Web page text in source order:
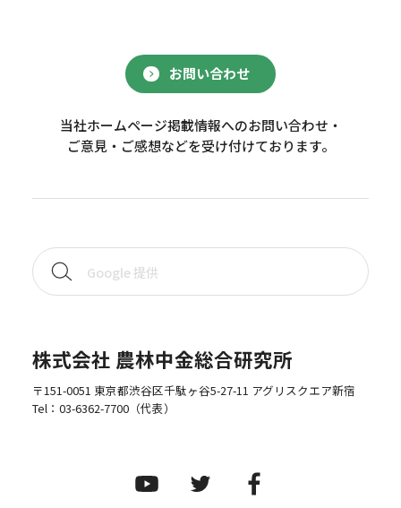
お問い合わせ
当社ホームページ掲載情報へのお問い合わせ・
ご意見・ご感想などを受け付けております。
株式会社 農林中金総合研究所
〒151-0051 東京都渋谷区千駄ヶ谷5-27-11 アグリスクエア新宿
Tel： 03-6362-7700（代表）